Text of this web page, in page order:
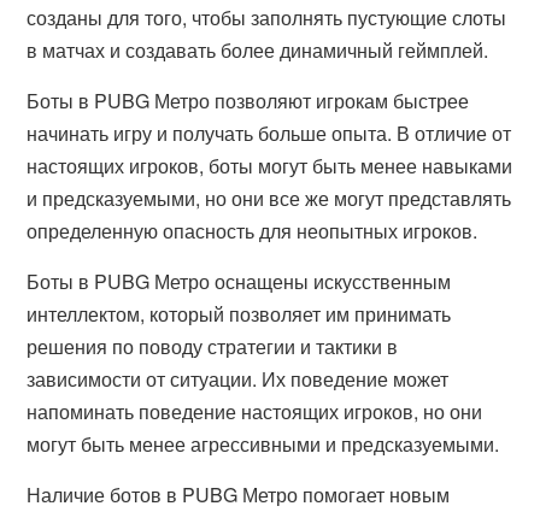
созданы для того, чтобы заполнять пустующие слоты
в матчах и создавать более динамичный геймплей.
Боты в PUBG Метро позволяют игрокам быстрее
начинать игру и получать больше опыта. В отличие от
настоящих игроков, боты могут быть менее навыками
и предсказуемыми, но они все же могут представлять
определенную опасность для неопытных игроков.
Боты в PUBG Метро оснащены искусственным
интеллектом, который позволяет им принимать
решения по поводу стратегии и тактики в
зависимости от ситуации. Их поведение может
напоминать поведение настоящих игроков, но они
могут быть менее агрессивными и предсказуемыми.
Наличие ботов в PUBG Метро помогает новым